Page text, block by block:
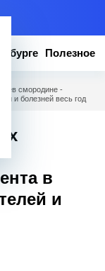
Полезное
смородине -
и болезней весь год
в
и